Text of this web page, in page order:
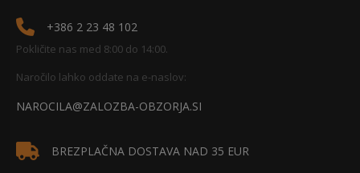
+386 2 23 48 102
Pokličite nas med 8:00 do 14:00.
Naročilo lahko oddate na e-naslov:
NAROCILA@ZALOZBA-OBZORJA.SI
BREZPLAČNA DOSTAVA NAD 35 EUR